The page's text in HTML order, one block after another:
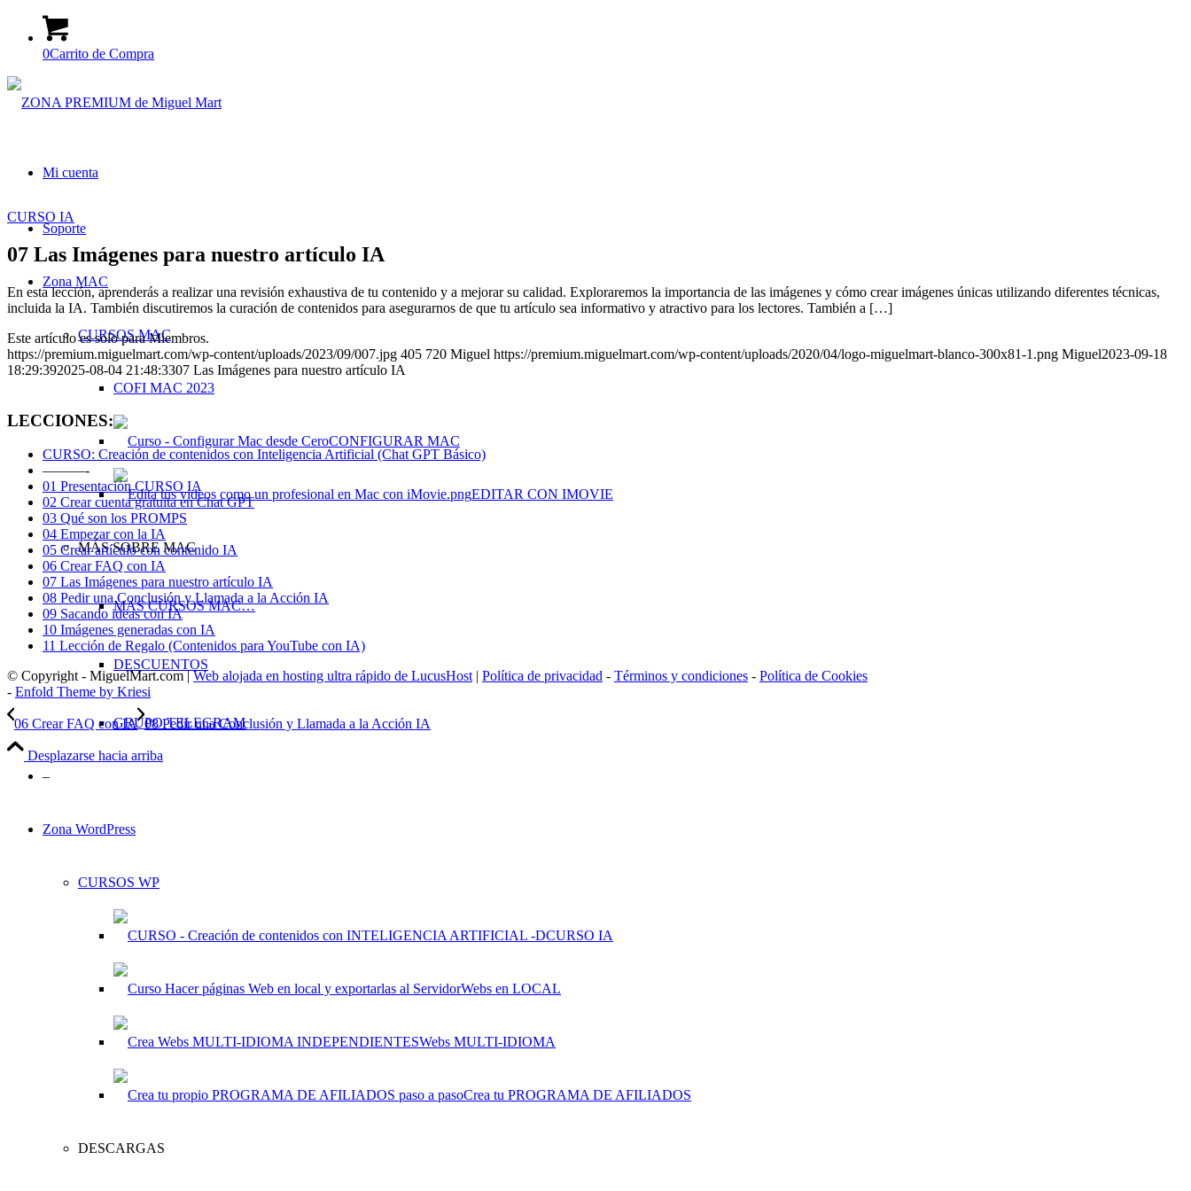
0Carrito de Compra
Mi cuenta
Soporte
Zona MAC
CURSOS MAC
COFI MAC 2023
CONFIGURAR MAC
EDITAR CON IMOVIE
MÁS SOBRE MAC
MAS CURSOS MAC…
DESCUENTOS
GRUPO TELEGRAM
–
Zona WordPress
CURSOS WP
CURSO IA
Webs en LOCAL
Webs MULTI-IDIOMA
Crea tu PROGRAMA DE AFILIADOS
DESCARGAS
CURSO IA
07 Las Imágenes para nuestro artículo IA
En esta lección, aprenderás a realizar una revisión exhaustiva de tu contenido y a mejorar su calidad. Exploraremos la importancia de las imágenes y cómo crear imágenes únicas utilizando diferentes técnicas,
incluida la IA. También discutiremos la curación de contenidos para asegurarnos de que tu artículo sea informativo y atractivo para los lectores. También a […]
Este artículo es solo para Miembros.
https://premium.miguelmart.com/wp-content/uploads/2023/09/007.jpg 405 720 Miguel https://premium.miguelmart.com/wp-content/uploads/2020/04/logo-miguelmart-blanco-300x81-1.png Miguel2023-09-18
18:29:392025-08-04 21:48:3307 Las Imágenes para nuestro artículo IA
LECCIONES:
CURSO: Creación de contenidos con Inteligencia Artificial (Chat GPT Básico)
———-
01 Presentación CURSO IA
02 Crear cuenta gratuita en Chat GPT
03 Qué son los PROMPS
04 Empezar con la IA
05 Crear artículo con contenido IA
06 Crear FAQ con IA
07 Las Imágenes para nuestro artículo IA
08 Pedir una Conclusión y Llamada a la Acción IA
09 Sacando ideas con IA
10 Imágenes generadas con IA
11 Lección de Regalo (Contenidos para YouTube con IA)
© Copyright - MiguelMart.com |Web alojada en hosting ultra rápido de LucusHost | Política de privacidad - Términos y condiciones - Política de Cookies
- Enfold Theme by Kriesi
06 Crear FAQ con IA 08 Pedir una Conclusión y Llamada a la Acción IA
Desplazarse hacia arriba